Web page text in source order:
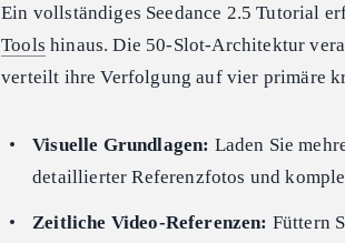
Ein vollständiges Seedance 2.5 Tutorial
Tools hinaus. Die 50-Slot-Architektur
verteilt ihre Verfolgung auf vier primäre
Visuelle Grundlagen: Laden Sie
detaillierter Referenzfotos und
Zeitliche Video-Referenzen: Füttern